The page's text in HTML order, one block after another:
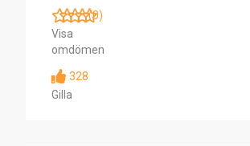
(0)
Visa
omdömen
328
Gilla